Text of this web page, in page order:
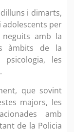
i dimarts,
adolescents per
amb la
àmbits de la
les
que sovint
majors, les
amb
de la Policia